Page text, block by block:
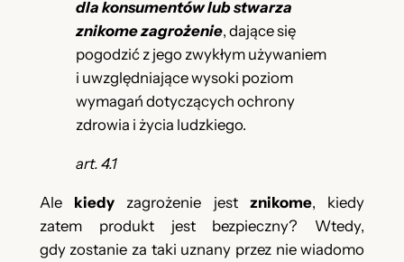
dla konsumentów lub stwarza
znikome zagrożenie, dające się
pogodzić z jego zwykłym używaniem
i uwzględniające wysoki poziom
wymagań dotyczących ochrony
zdrowia i życia ludzkiego.
art. 4.1
Ale kiedy zagrożenie jest znikome, kiedy
zatem produkt jest bezpieczny? Wtedy,
gdy zostanie za taki uznany przez nie wiadomo